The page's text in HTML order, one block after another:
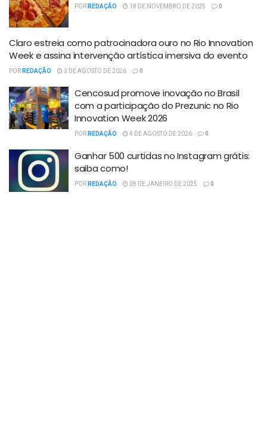
PORREDAÇÃO 18 DE NOVEMBRO DE 2025 0
Claro estreia como patrocinadora ouro no Rio Innovation
Week e assina intervenção artística imersiva do evento
PORREDAÇÃO 3 DE AGOSTO DE 2026 0
Cencosud promove inovação no Brasil
com a participação do Prezunic no Rio
Innovation Week 2026
PORREDAÇÃO 4 DE AGOSTO DE 2026 0
Ganhar 500 curtidas no Instagram grátis:
saiba como!
PORREDAÇÃO 28 DE JANEIRO DE 2025 0